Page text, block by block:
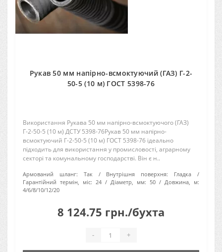
Рукав 50 мм напірно-всмоктуючий (ГАЗ) Г-2-
50-5 (10 м) ГОСТ 5398-76
Використання Рукава 50 мм напірно-всмоктуючого (ГАЗ)
Г-2-50-5 (10 м) ДСТУ 5398-76Рукав 50 мм напірно-
всмоктуючий Г-2-50-5 (10 м) ГОСТ 5398-76 ідеально
підходить для використання у промисловості, аграрному
секторі та комунальному господарстві. Він є н..
Армований шланг: Так Внутрішня поверхня:
Гладка
Гарантійний термін, міс: 24 Діаметр, мм: 50
Довжина, м:
4/6/8/10/12/20
8 124.75 грн./бухта
- +